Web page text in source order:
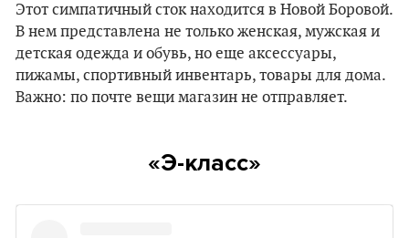
Этот симпатичный сток находится в Новой Боровой.
В нем представлена не только женская, мужская и
детская одежда и обувь, но еще аксессуары,
пижамы, спортивный инвентарь, товары для дома.
Важно: по почте вещи магазин не отправляет.
«Э-класс»